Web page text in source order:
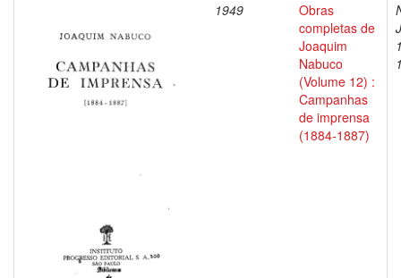
1949
Obras
completas de
Joaquim
Nabuco
(Volume 12) :
Campanhas
de imprensa
(1884-1887)